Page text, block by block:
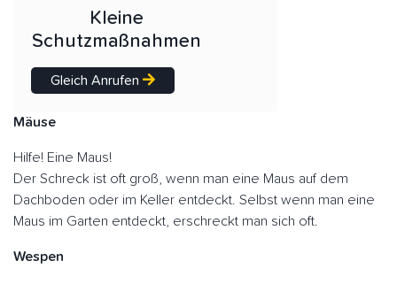
Kleine
Schutzmaßnahmen
Gleich Anrufen
Mäuse
Hilfe! Eine Maus!
Der Schreck ist oft groß, wenn man eine Maus auf dem
Dachboden oder im Keller entdeckt. Selbst wenn man eine
Maus im Garten entdeckt, erschreckt man sich oft.
Wespen